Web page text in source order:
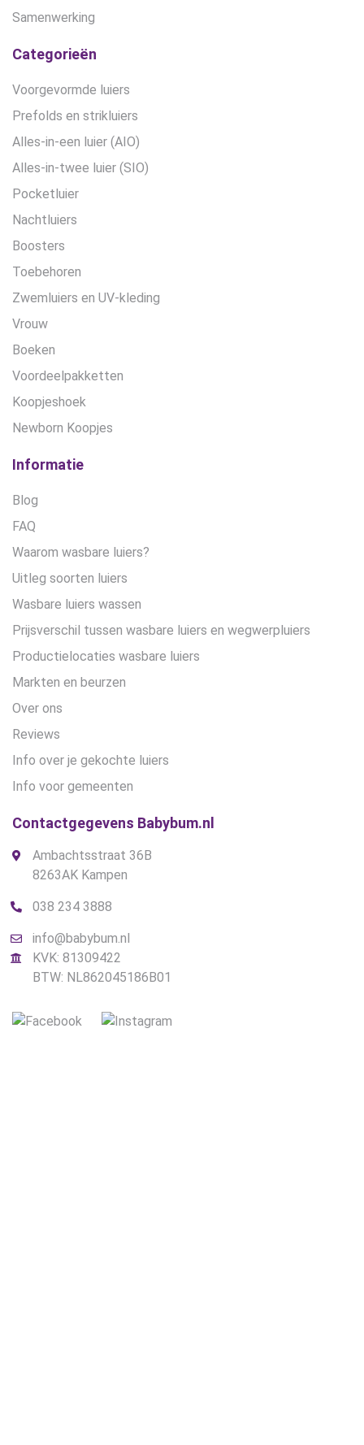
Samenwerking
Categorieën
Voorgevormde luiers
Prefolds en strikluiers
Alles-in-een luier (AIO)
Alles-in-twee luier (SIO)
Pocketluier
Nachtluiers
Boosters
Toebehoren
Zwemluiers en UV-kleding
Vrouw
Boeken
Voordeelpakketten
Koopjeshoek
Newborn Koopjes
Informatie
Blog
FAQ
Waarom wasbare luiers?
Uitleg soorten luiers
Wasbare luiers wassen
Prijsverschil tussen wasbare luiers en wegwerpluiers
Productielocaties wasbare luiers
Markten en beurzen
Over ons
Reviews
Info over je gekochte luiers
Info voor gemeenten
Contactgegevens Babybum.nl
Ambachtsstraat 36B
8263AK Kampen
038 234 3888
info@babybum.nl
KVK: 81309422
BTW: NL862045186B01